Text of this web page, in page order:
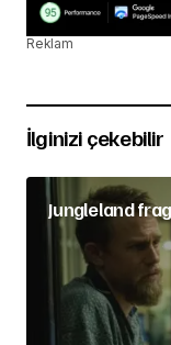
Reklam
İlginizi çekebilir
Jungleland